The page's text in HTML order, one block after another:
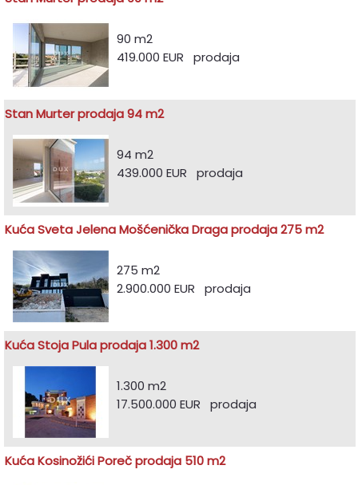
90 m2
419.000 EUR prodaja
Stan Murter prodaja 94 m2
94 m2
439.000 EUR prodaja
Kuća Sveta Jelena Mošćenička Draga prodaja 275 m2
275 m2
2.900.000 EUR prodaja
Kuća Stoja Pula prodaja 1.300 m2
1.300 m2
17.500.000 EUR prodaja
Kuća Kosinožići Poreč prodaja 510 m2